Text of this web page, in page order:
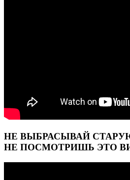
НЕ ВЫБРАСЫВАЙ
НЕ ПОСМОТРИШЬ ЭТО